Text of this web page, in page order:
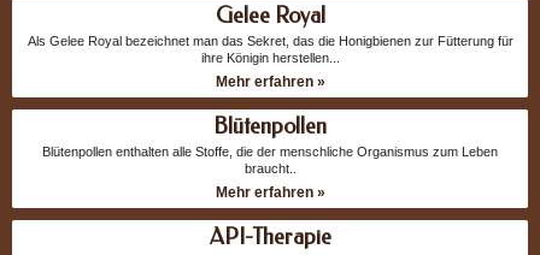
Gelee Royal
Als Gelee Royal bezeichnet man das Sekret, das die Honigbienen zur Fütterung für
ihre Königin herstellen...
Mehr erfahren »
Blütenpollen
Blütenpollen enthalten alle Stoffe, die der menschliche Organismus zum Leben
braucht..
Mehr erfahren »
API-Therapie